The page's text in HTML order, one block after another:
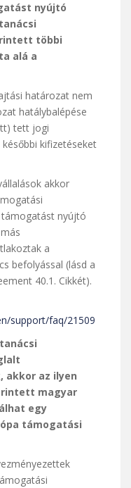
nyújtó
többi
alá a
határozat nem
hatálybalépése
tett jogi
kifizetéseket
akkor
nyújtó
a
befolyással (lásd a
40.1. Cikkét).
support/faq/21509
akkor az ilyen
magyar
egy
támogatási